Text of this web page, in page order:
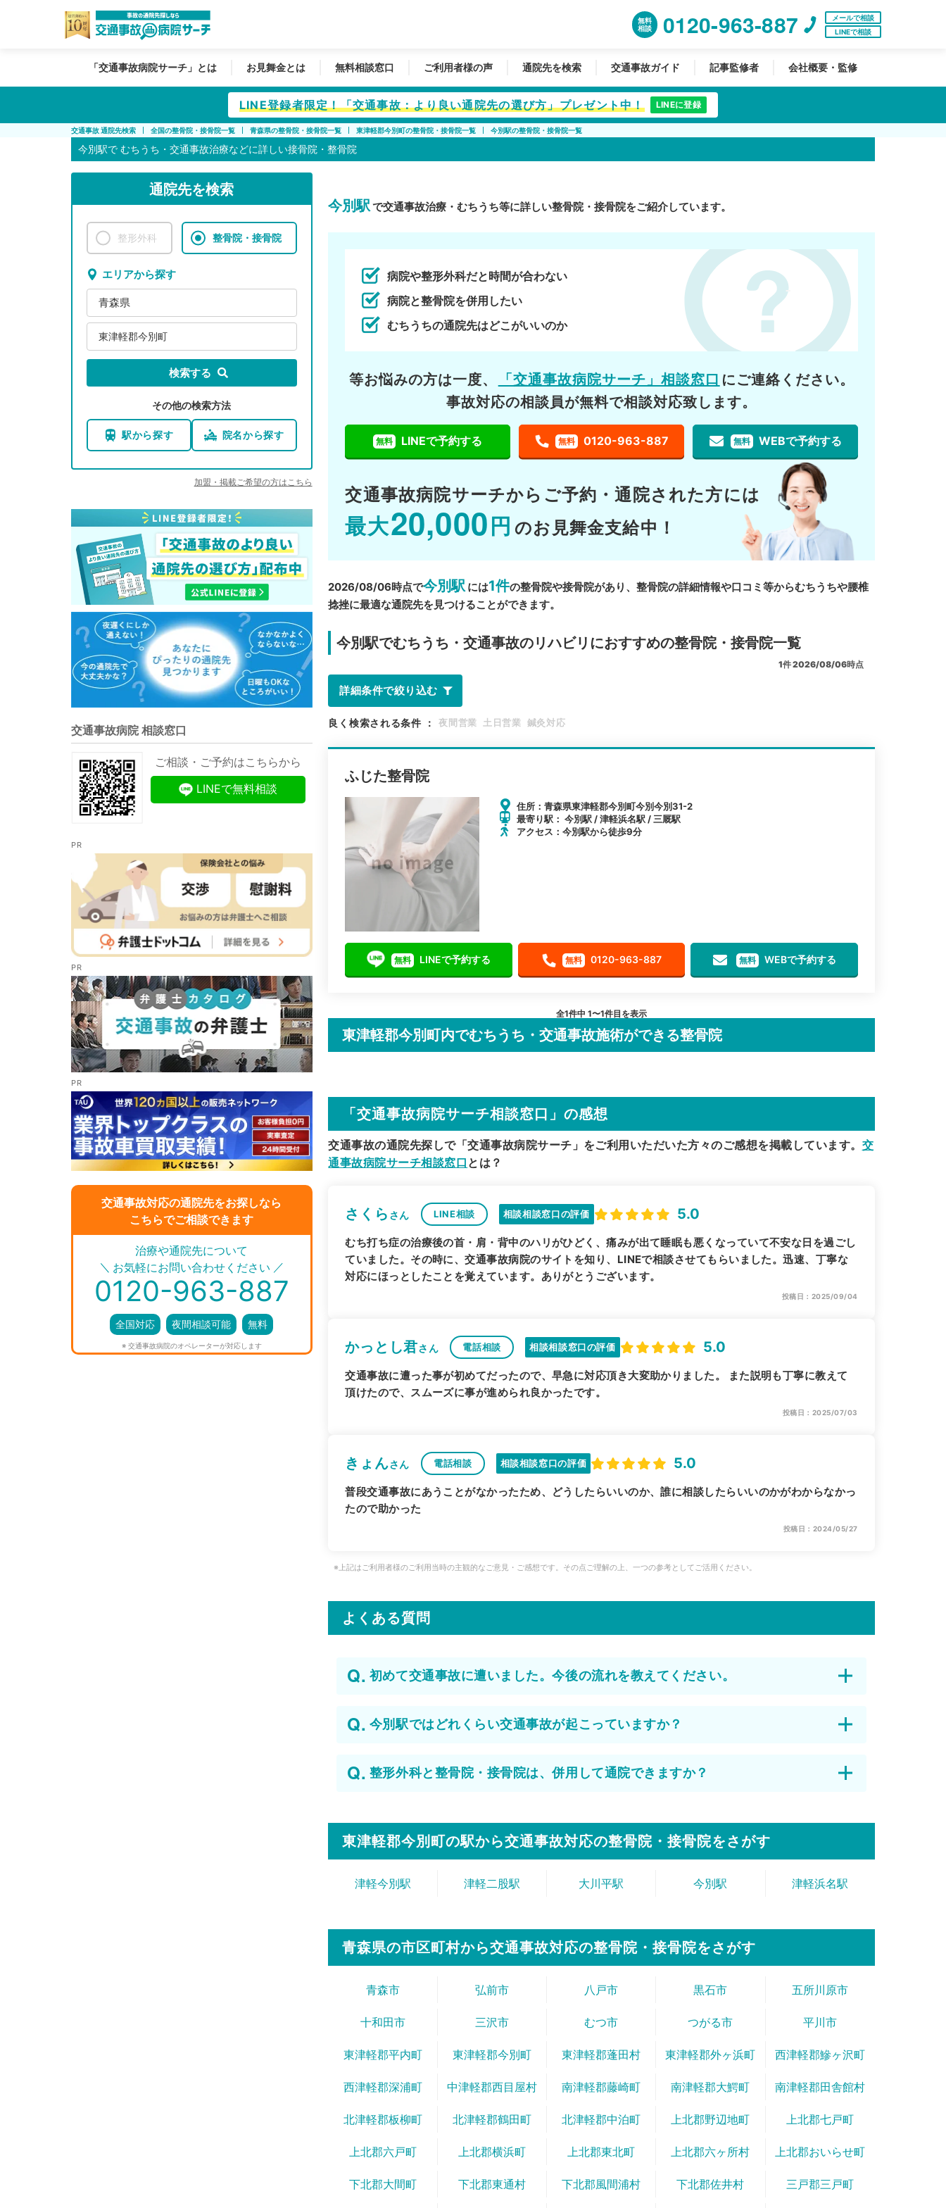
無料
相談
0120-963-887
メールで相談
LINEで相談
「交通事故病院サーチ」とは お見舞金とは 無料相談窓口 ご利用者様の声 通院先を検索 交通事故ガイド 記事監修者 会社概要・監修
LINE登録者限定！「交通事故：より良い通院先の選び方」プレゼント中！ LINEに登録
交通事故 通院先検索 全国の整骨院・接骨院一覧 青森県の整骨院・接骨院一覧 東津軽郡今別町の整骨院・接骨院一覧 今別駅の整骨院・接骨院一覧
今別駅で むちうち・交通事故治療などに詳しい接骨院・整骨院
通院先を検索
整形外科 整骨院・接骨院
エリアから探す
青森県
東津軽郡今別町
検索する
その他の検索方法
駅から探す 院名から探す
加盟・掲載ご希望の方はこちら
交通事故病院 相談窓口
ご相談・ご予約はこちらから
LINEで無料相談
交通事故対応の通院先をお探しなら
こちらでご相談できます
＼ ／
治療や通院先について
お気軽にお問い合わせください
0120-963-887
全国対応 夜間相談可能 無料
※ 交通事故病院のオペレーターが対応します
今別駅で交通事故治療・むちうち等に詳しい整骨院・接骨院をご紹介しています。
病院や整形外科だと時間が合わない
病院と整骨院を併用したい
むちうちの通院先はどこがいいのか
等お悩みの方は一度、 「交通事故病院サーチ」相談窓口 にご連絡ください。
事故対応の相談員が無料で相談対応致します。
無料 LINEで予約する 無料 0120-963-887 無料 WEBで予約する
交通事故病院サーチから ご予約・通院された方には
最大20,000 円 のお見舞金支給中！
2026/08/06時点で今別駅 には1件の整骨院や接骨院があり、整骨院の詳細情報や口コミ等からむちうちや腰椎
捻挫に最適な通院先を見つけることができます。
今別駅でむちうち・交通事故のリハビリにおすすめの整骨院・接骨院一覧
1件2026/08/06時点
詳細条件で絞り込む
良く検索される条件 ： 夜間営業 土日営業 鍼灸対応
ふじた整骨院
住所：青森県東津軽郡今別町今別今別31-2
最寄り駅： 今別駅 / 津軽浜名駅 / 三厩駅
アクセス：今別駅から徒歩9分
無料 LINEで予約する 無料 0120-963-887 無料 WEBで予約する
全1件中 1〜1件目を表示
東津軽郡今別町内でむちうち・交通事故施術ができる整骨院
「交通事故病院サーチ相談窓口」の感想
交通事故の通院先探しで「交通事故病院サーチ」をご利用いただいた方々のご感想を掲載しています。 交
通事故病院サーチ相談窓口 とは？
さくら さん LINE相談 相談相談窓口の評価 5.0
むち打ち症の治療後の首・肩・背中のハリがひどく、痛みが出て睡眠も悪くなっていて不安な日を過ごし
ていました。その時に、交通事故病院のサイトを知り、LINEで相談させてもらいました。迅速、丁寧な
対応にほっとしたことを覚えています。ありがとうございます。
投稿日：2025/09/04
かっとし君さん 電話相談 相談相談窓口の評価 5.0
交通事故に遭った事が初めてだったので、早急に対応頂き大変助かりました。 また説明も丁寧に教えて
頂けたので、スムーズに事が進められ良かったです。
投稿日：2025/07/03
きょんさん 電話相談 相談相談窓口の評価 5.0
普段交通事故にあうことがなかったため、どうしたらいいのか、誰に相談したらいいのかがわからなかっ
たので助かった
投稿日：2024/05/27
※上記はご利用者様のご利用当時の主観的なご意見・ご感想です。その点ご理解の上、一つの参考としてご活用ください。
よくある質問
初めて交通事故に遭いました。今後の流れを教えてください。
今別駅ではどれくらい交通事故が起こっていますか？
整形外科と整骨院・接骨院は、併用して通院できますか？
東津軽郡今別町の駅から交通事故対応の整骨院・接骨院をさがす
津軽今別駅 津軽二股駅 大川平駅 今別駅 津軽浜名駅
青森県の市区町村から交通事故対応の整骨院・接骨院をさがす
青森市 弘前市 八戸市 黒石市 五所川原市
十和田市 三沢市 むつ市 つがる市 平川市
東津軽郡平内町 東津軽郡今別町 東津軽郡蓬田村 東津軽郡外ヶ浜町 西津軽郡鰺ヶ沢町
西津軽郡深浦町 中津軽郡西目屋村 南津軽郡藤崎町 南津軽郡大鰐町 南津軽郡田舎館村
北津軽郡板柳町 北津軽郡鶴田町 北津軽郡中泊町 上北郡野辺地町 上北郡七戸町
上北郡六戸町 上北郡横浜町 上北郡東北町 上北郡六ヶ所村 上北郡おいらせ町
下北郡大間町 下北郡東通村 下北郡風間浦村 下北郡佐井村 三戸郡三戸町